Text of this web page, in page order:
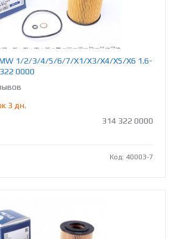
1/2/3/4/5/6/7/X1/X3/X4/X5/X6 1.6-
0000
3 дн.
314 322 0000
Код: 40003-7